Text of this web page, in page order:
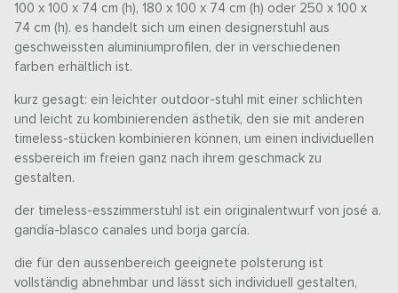
100 x 100 x 74 cm (h), 180 x 100 x 74 cm (h) oder 250 x 100 x
74 cm (h). es handelt sich um einen designerstuhl aus
geschweissten aluminiumprofilen, der in verschiedenen
farben erhältlich ist.
kurz gesagt: ein leichter outdoor-stuhl mit einer schlichten
und leicht zu kombinierenden ästhetik, den sie mit anderen
timeless-stücken kombinieren können, um einen individuellen
essbereich im freien ganz nach ihrem geschmack zu
gestalten.
der timeless-esszimmerstuhl ist ein originalentwurf von josé a.
gandía-blasco canales und borja garcía.
die für den aussenbereich geeignete polsterung ist
vollständig abnehmbar und lässt sich individuell gestalten,